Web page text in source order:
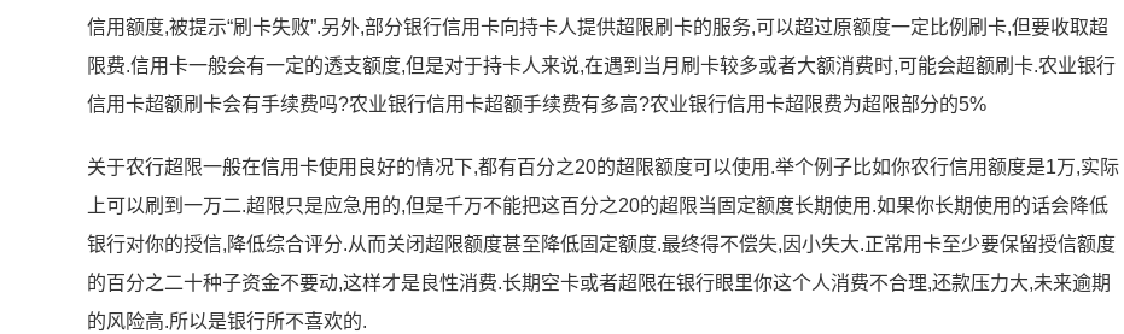
信用额度,被提示“刷卡失败”.另外,部分银行信用卡向持卡人提供超限刷卡的服务,可以超过原额度一定比例刷卡,但要收取超
限费.信用卡一般会有一定的透支额度,但是对于持卡人来说,在遇到当月刷卡较多或者大额消费时,可能会超额刷卡.农业银行
信用卡超额刷卡会有手续费吗?农业银行信用卡超额手续费有多高?农业银行信用卡超限费为超限部分的5%
关于农行超限一般在信用卡使用良好的情况下,都有百分之20的超限额度可以使用.举个例子比如你农行信用额度是1万,实际
上可以刷到一万二.超限只是应急用的,但是千万不能把这百分之20的超限当固定额度长期使用.如果你长期使用的话会降低
银行对你的授信,降低综合评分.从而关闭超限额度甚至降低固定额度.最终得不偿失,因小失大.正常用卡至少要保留授信额度
的百分之二十种子资金不要动,这样才是良性消费.长期空卡或者超限在银行眼里你这个人消费不合理,还款压力大,未来逾期
的风险高.所以是银行所不喜欢的.